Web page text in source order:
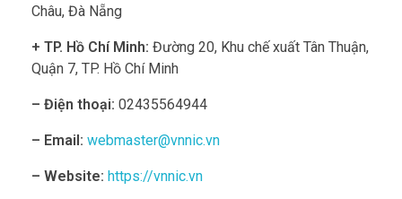
Châu, Đà Nẵng
+ TP. Hồ Chí Minh: Đường 20, Khu chế xuất Tân Thuận,
Quận 7, TP. Hồ Chí Minh
– Điện thoại: 02435564944
– Email: webmaster@vnnic.vn
– Website: https://vnnic.vn